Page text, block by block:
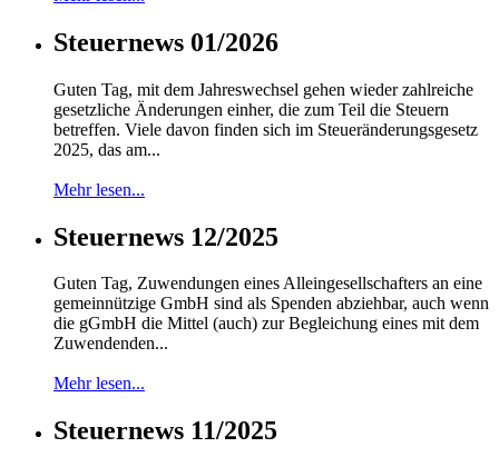
Steuernews 01/2026
Guten Tag, mit dem Jahreswechsel gehen wieder zahlreiche
gesetzliche Änderungen einher, die zum Teil die Steuern
betreffen. Viele davon finden sich im Steueränderungsgesetz
2025, das am...
Mehr lesen...
Steuernews 12/2025
Guten Tag, Zuwendungen eines Alleingesellschafters an eine
gemeinnützige GmbH sind als Spenden abziehbar, auch wenn
die gGmbH die Mittel (auch) zur Begleichung eines mit dem
Zuwendenden...
Mehr lesen...
Steuernews 11/2025